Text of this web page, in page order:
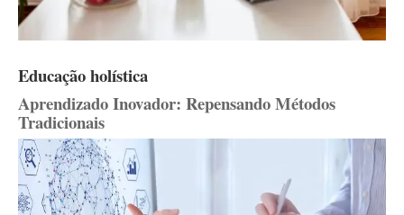
Educação holística
Aprendizado Inovador: Repensando Métodos
Tradicionais